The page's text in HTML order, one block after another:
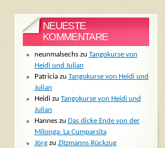
NEUESTE
KOMMENTARE
neunmalsechszu Tangokurse von
Heidi und Julian
Patriciazu Tangokurse von Heidi und
Julian
Heidizu Tangokurse von Heidi und
Julian
Hanneszu Das dicke Ende von der
Milonga: La Cumparsita
Jörgzu Zitzmanns Rückzug